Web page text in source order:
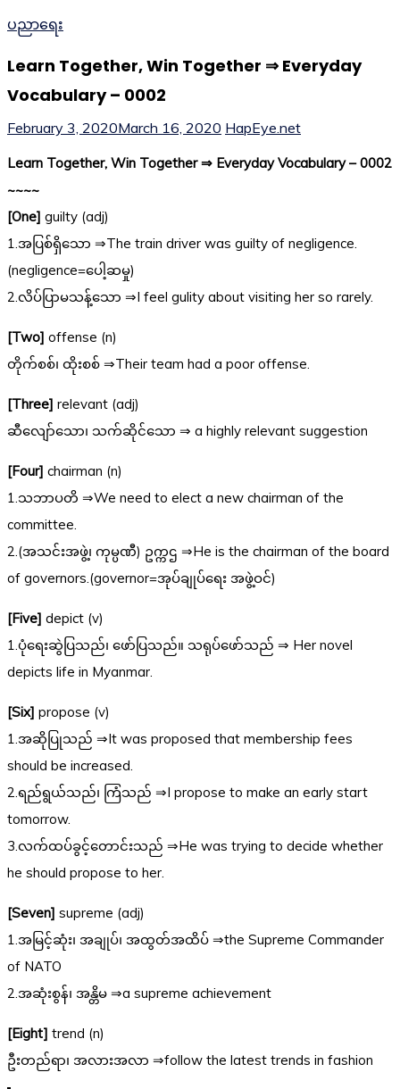
ပညာရေး
Learn Together, Win Together ⇒ Everyday
Vocabulary – 0002
February 3, 2020March 16, 2020 HapEye.net
Learn Together, Win Together ⇒ Everyday Vocabulary – 0002
~~~~
[One] guilty (adj)
1.အပြစ်ရှိသော ⇒The train driver was guilty of negligence.
(negligence=ပေါ့ဆမှု)
2.လိပ်ပြာမသန့်သော ⇒I feel gulity about visiting her so rarely.
[Two] offense (n)
တိုက်စစ်၊ ထိုးစစ် ⇒Their team had a poor offense.
[Three] relevant (adj)
ဆီလျော်သော၊ သက်ဆိုင်သော ⇒ a highly relevant suggestion
[Four] chairman (n)
1.သဘာပတိ ⇒We need to elect a new chairman of the
committee.
2.(အသင်းအဖွဲ့၊ ကုမ္ပဏီ) ဥက္ကဌ ⇒He is the chairman of the board
of governors.(governor=အုပ်ချုပ်ရေး အဖွဲ့ဝင်)
[Five] depict (v)
1.ပုံရေးဆွဲပြသည်၊ ဖော်ပြသည်။ သရုပ်ဖော်သည် ⇒ Her novel
depicts life in Myanmar.
[Six] propose (v)
1.အဆိုပြုသည် ⇒It was proposed that membership fees
should be increased.
2.ရည်ရွယ်သည်၊ ကြံသည် ⇒I propose to make an early start
tomorrow.
3.လက်ထပ်ခွင့်တောင်းသည် ⇒He was trying to decide whether
he should propose to her.
[Seven] supreme (adj)
1.အမြင့်ဆုံး၊ အချုပ်၊ အထွတ်အထိပ် ⇒the Supreme Commander
of NATO
2.အဆုံးစွန်၊ အန္တိမ ⇒a supreme achievement
[Eight] trend (n)
ဦးတည်ရာ၊ အလားအလာ ⇒follow the latest trends in fashion